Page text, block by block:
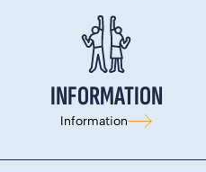
INFORMATION
Information